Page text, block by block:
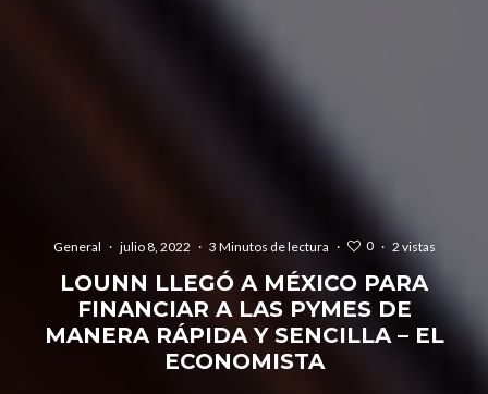
General · julio 8, 2022 · 3 Minutos de lectura · 0 · 2 vistas
LOUNN LLEGÓ A MÉXICO PARA
FINANCIAR A LAS PYMES DE
MANERA RÁPIDA Y SENCILLA – EL
ECONOMISTA